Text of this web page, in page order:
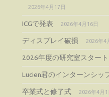
2026年4月17日
ICGで発表 2026年4月16日
ディスプレイ破損 2026年4
2026年度の研究室スタート
Lucien君のインターンシッ
卒業式と修了式 2026年4月1